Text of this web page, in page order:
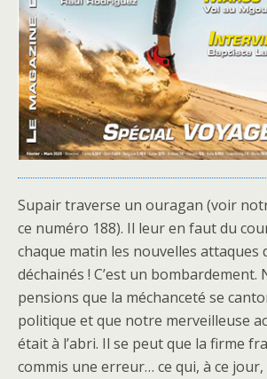
Supair traverse un ouragan (voir
ce numéro 188). Il leur en faut du
chaque matin les nouvelles attaques
déchainés ! C’est un bombardement.
pensions que la méchanceté se
politique et que notre merveilleuse
était à l’abri. Il se peut que la firme
commis une erreur… ce qui, à ce jour,